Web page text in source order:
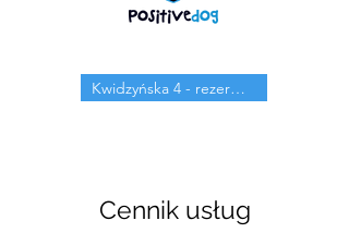
Kwidzyńska 4 - rezerwuj
Cennik usług